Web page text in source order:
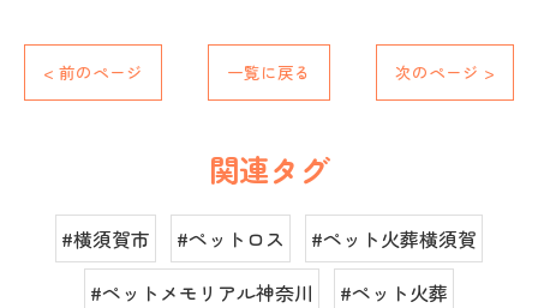
< 前のページ 一覧に戻る 次のページ >
関連タグ
#横須賀市 #ペットロス
#ペット火葬横須賀
#ペットメモリアル神奈川
#ペット火葬